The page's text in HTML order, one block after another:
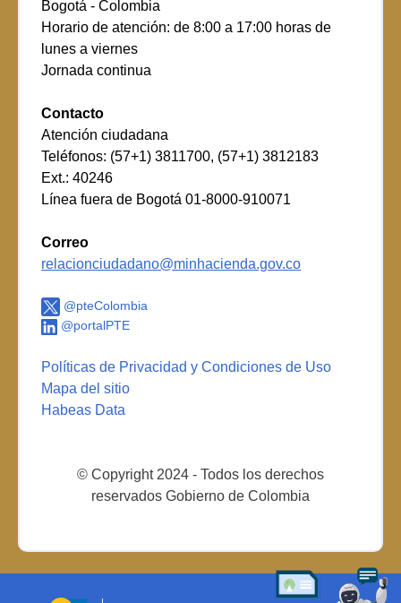
Bogotá - Colombia
Horario de atención: de 8:00 a 17:00 horas de
lunes a viernes
Jornada continua
Contacto
Atención ciudadana
Teléfonos: (57+1) 3811700, (57+1) 3812183
Ext.: 40246
Línea fuera de Bogotá 01-8000-910071
Correo
relacionciudadano@minhacienda.gov.co
@pteColombia
@portalPTE
Políticas de Privacidad y Condiciones de Uso
Mapa del sitio
Habeas Data
© Copyright 2024 - Todos los derechos
reservados Gobierno de Colombia